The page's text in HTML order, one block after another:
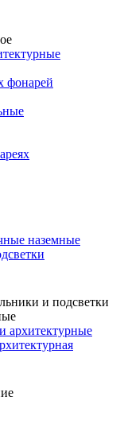
фонарей
наземные
и подсветки
архитектурные